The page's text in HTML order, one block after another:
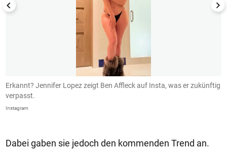
Erkannt? Jennifer Lopez zeigt Ben Affleck auf Insta, was er zukünftig
verpasst.
Instagram
Dabei gaben sie jedoch den kommenden Trend an.